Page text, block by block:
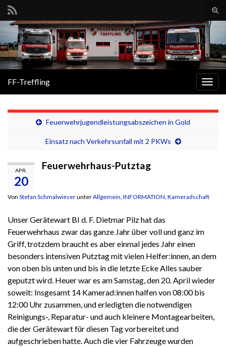
Search for:
FF-Treffling
Feuerwehrjugendleistungsabszeichen in Gold
Einsatz nach Verkehrsunfall mit 2 PKWs
APR.
20
Feuerwehrhaus-Putztag
Von Stefan SchmalwieserunterAllgemein INFORMATION Kameradschaft
Unser Gerätewart BI d. F. Dietmar Pilz hat das
Feuerwehrhaus zwar das ganze Jahr über voll und ganz im
Griff, trotzdem braucht es aber einmal jedes Jahr einen
besonders intensiven Putztag mit vielen Helfer:innen, an dem
von oben bis unten und bis in die letzte Ecke Alles sauber
geputzt wird. Heuer war es am Samstag, den 20. April wieder
soweit: Insgesamt 14 Kamerad:innen halfen von 08:00 bis
12:00 Uhr zusammen, und erledigten die notwendigen
Reinigungs-, Reparatur- und auch kleinere Montagearbeiten,
die der Gerätewart für diesen Tag vorbereitet und
aufgeschrieben hatte. Auch die vier Fahrzeuge wurden